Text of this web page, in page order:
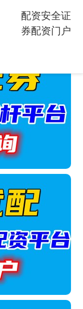
配资安全证
券配资门户